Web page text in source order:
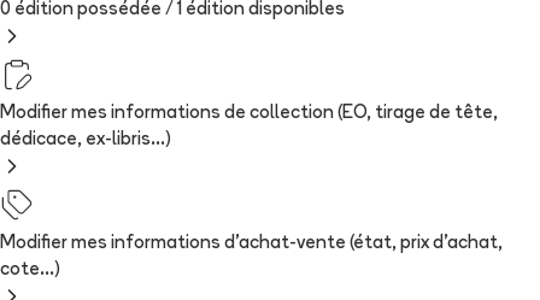
0 édition possédée / 1 édition disponibles
Modifier mes informations de collection (EO, tirage de tête,
dédicace, ex-libris...)
Modifier mes informations d'achat-vente (état, prix d'achat,
cote...)